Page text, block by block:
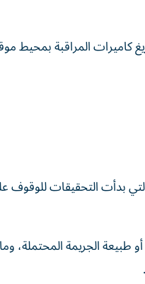
المراقبة بمحيط
بدأت التحقيقات للوقوف
الجريمة المحتملة،